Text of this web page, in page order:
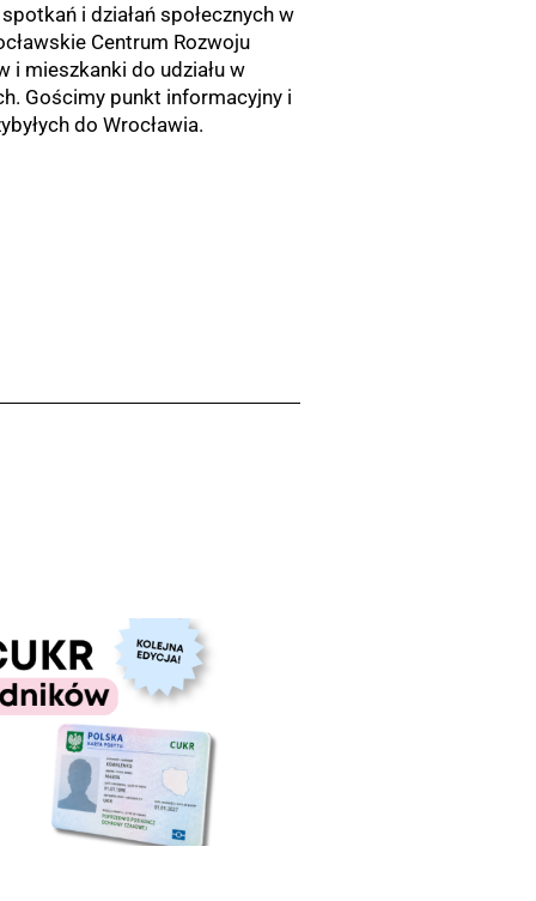
i działań społecznych w
Centrum Rozwoju
i mieszkanki do udziału w
Gościmy punkt informacyjny i
do Wrocławia.